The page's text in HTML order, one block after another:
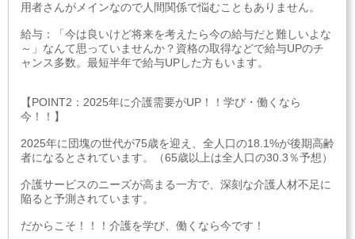
用者さんがメインなので人間関係で悩むこともありません。
給与：「今は良いけど将来を考えたら今の給与だと難しいよな
～」なんて思っていませんか？資格の取得などで給与UPのチ
ャンス多数。最短半年で給与UPした方もいます。
【POINT2：2025年に介護需要がUP！！学び・働くなら
今！！】
2025年に団塊の世代が75歳を迎え、全人口の18.1%が後期高齢
者になるとされています。（65歳以上は全人口の30.3％予想）
介護サービスのニーズが高まる一方で、深刻な介護人材不足に
陥ると予測されています。
だからこそ！！！介護を学び、働くなら今です！